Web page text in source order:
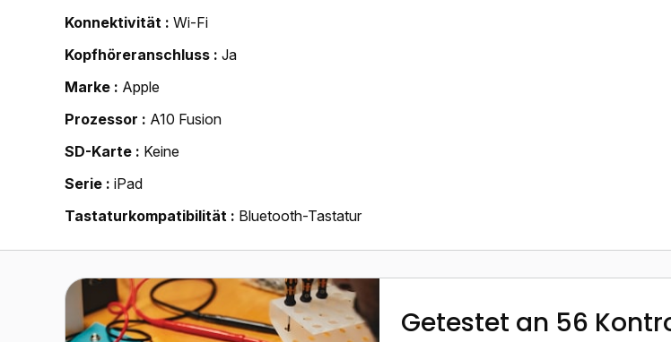
Konnektivität
Wi-Fi
Kopfhöreranschluss
Ja
Marke
Apple
Prozessor
A10 Fusion
SD-Karte
Keine
Serie
iPad
Tastaturkompatibilität
Bluetooth-Tastatur
Getestet an 56